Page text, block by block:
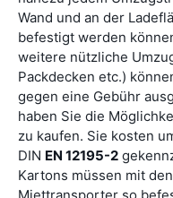
Wand und an der
befestigt werden
weitere nützliche
Packdecken etc.)
gegen eine Gebühr
haben Sie die
zu kaufen. Sie kosten
DIN EN 12195-2
Kartons müssen mit